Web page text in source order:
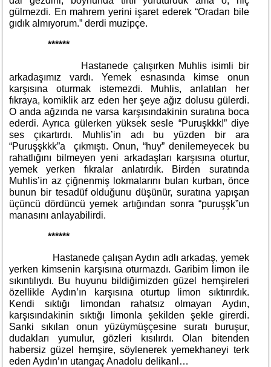
gülmezdi. En mahrem yerini işaret ederek “Oradan bile
gıdık almıyorum.” derdi muzipçe.
******
Hastanede çalışırken Muhlis isimli bir
arkadaşımız vardı. Yemek esnasında kimse onun
karşısına oturmak istemezdi. Muhlis, anlatılan her
fıkraya, komiklik arz eden her şeye ağız dolusu gülerdi.
O anda ağzında ne varsa karşısındakinin suratına boca
ederdi. Ayrıca gülerken yüksek sesle “Puruşkkk!” diye
ses çıkartırdı. Muhlis’in adı bu yüzden bir ara
“Puruşşkkk”a çıkmıştı. Onun, “huy” denilemeyecek bu
rahatlığını bilmeyen yeni arkadaşları karşısına oturtur,
yemek yerken fıkralar anlatırdık. Birden suratında
Muhlis’in az çiğnenmiş lokmalarını bulan kurban, önce
bunun bir tesadüf olduğunu düşünür, suratına yapışan
üçüncü dördüncü yemek artığından sonra “puruşşk”un
manasını anlayabilirdi.
******
Hastanede çalışan Aydın adlı arkadaş, yemek
yerken kimsenin karşısına oturmazdı. Garibim limon ile
sıkıntılıydı. Bu huyunu bildiğimizden güzel hemşireleri
özellikle Aydın’ın karşısına oturtup limon sıktırırdık.
Kendi sıktığı limondan rahatsız olmayan Aydın,
karşısındakinin sıktığı limonla şekilden şekle girerdi.
Sanki sıkılan onun yüzüymüşçesine suratı buruşur,
dudakları yumulur, gözleri kısılırdı. Olan bitenden
habersiz güzel hemşire, söylenerek yemekhaneyi terk
eden Aydın’ın utangaç Anadolu delikanl…